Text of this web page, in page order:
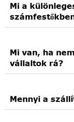
Mi a
Mi van, ha
vállaltok rá?
Mennyi a